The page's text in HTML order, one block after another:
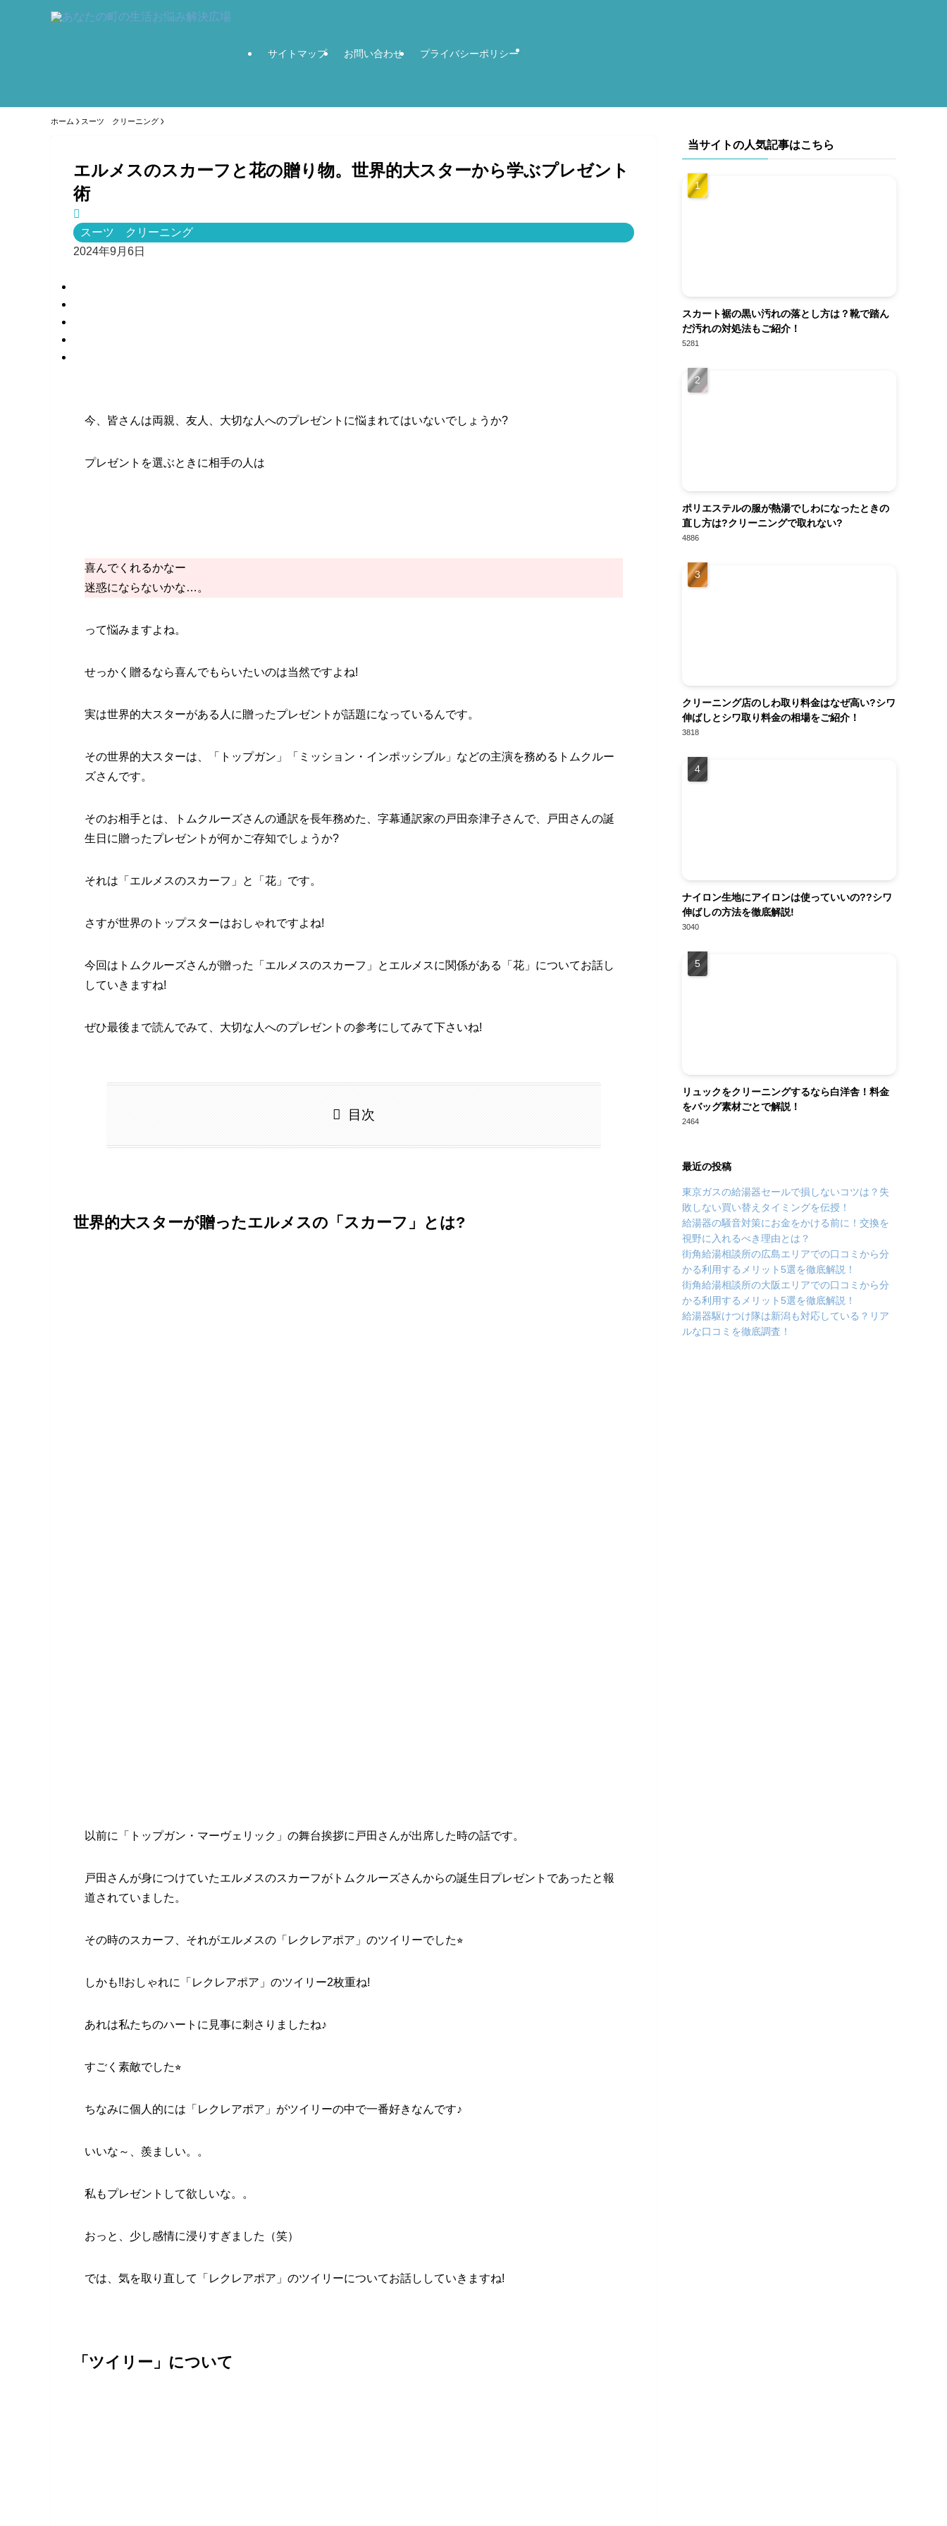
サイトマップ お問い合わせ プライバシーポリシー
ホーム スーツ クリーニング
エルメスのスカーフと花の贈り物。世界的大スターから学ぶプレゼント
術
スーツ クリーニング
2024年9月6日
今、皆さんは両親、友人、大切な人へのプレゼントに悩まれてはいないでしょうか?
プレゼントを選ぶときに相手の人は
喜んでくれるかなー
迷惑にならないかな…。
って悩みますよね。
せっかく贈るなら喜んでもらいたいのは当然ですよね!
実は世界的大スターがある人に贈ったプレゼントが話題になっているんです。
その世界的大スターは、「トップガン」「ミッション・インポッシブル」などの主演を務めるトムクルー
ズさんです。
そのお相手とは、トムクルーズさんの通訳を長年務めた、字幕通訳家の戸田奈津子さんで、戸田さんの誕
生日に贈ったプレゼントが何かご存知でしょうか?
それは「エルメスのスカーフ」と「花」です。
さすが世界のトップスターはおしゃれですよね!
今回はトムクルーズさんが贈った「エルメスのスカーフ」とエルメスに関係がある「花」についてお話し
していきますね!
ぜひ最後まで読んでみて、大切な人へのプレゼントの参考にしてみて下さいね!
目次
世界的大スターが贈ったエルメスの「スカーフ」とは?
以前に「トップガン・マーヴェリック」の舞台挨拶に戸田さんが出席した時の話です。
戸田さんが身につけていたエルメスのスカーフがトムクルーズさんからの誕生日プレゼントであったと報
道されていました。
その時のスカーフ、それがエルメスの「レクレアポア」のツイリーでした⭐︎
しかも!!おしゃれに「レクレアポア」のツイリー2枚重ね!
あれは私たちのハートに見事に刺さりましたね♪
すごく素敵でした⭐︎
ちなみに個人的には「レクレアポア」がツイリーの中で一番好きなんです♪
いいな～、羨ましい。。
私もプレゼントして欲しいな。。
おっと、少し感情に浸りすぎました（笑）
では、気を取り直して「レクレアポア」のツイリーについてお話ししていきますね!
「ツイリー」について
当サイトの人気記事はこちら
スカート裾の黒い汚れの落とし方は？靴で踏ん
だ汚れの対処法もご紹介！
5281
ポリエステルの服が熱湯でしわになったときの
直し方は?クリーニングで取れない?
4886
クリーニング店のしわ取り料金はなぜ高い?シワ
伸ばしとシワ取り料金の相場をご紹介！
3818
ナイロン生地にアイロンは使っていいの??シワ
伸ばしの方法を徹底解説!
3040
リュックをクリーニングするなら白洋舎！料金
をバッグ素材ごとで解説！
2464
最近の投稿
東京ガスの給湯器セールで損しないコツは？失
敗しない買い替えタイミングを伝授！
給湯器の騒音対策にお金をかける前に！交換を
視野に入れるべき理由とは？
街角給湯相談所の広島エリアでの口コミから分
かる利用するメリット5選を徹底解説！
街角給湯相談所の大阪エリアでの口コミから分
かる利用するメリット5選を徹底解説！
給湯器駆けつけ隊は新潟も対応している？リア
ルな口コミを徹底調査！